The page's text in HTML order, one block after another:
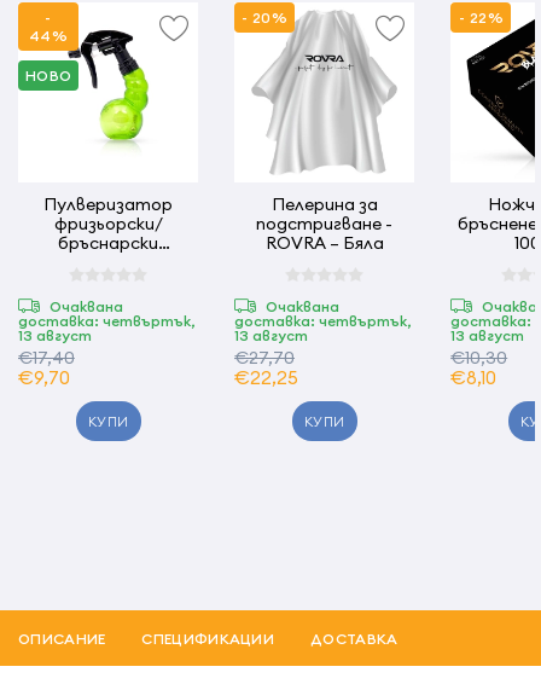
-
44%
НОВО
Пулверизатор
фризьорски/
бръснарски
Очаквана
доставка: четвъртък,
13 август
€17,40
€9,70
КУПИ
- 20%
Пелерина за
подстригване -
ROVRA – Бяла
Очаквана
доставка: четвъртък,
13 август
€27,70
€22,25
КУПИ
- 22%
бръснене
доставка:
13 август
€10,30
€8,10
ОПИСАНИЕ СПЕЦИФИКАЦИИ ДОСТАВКА